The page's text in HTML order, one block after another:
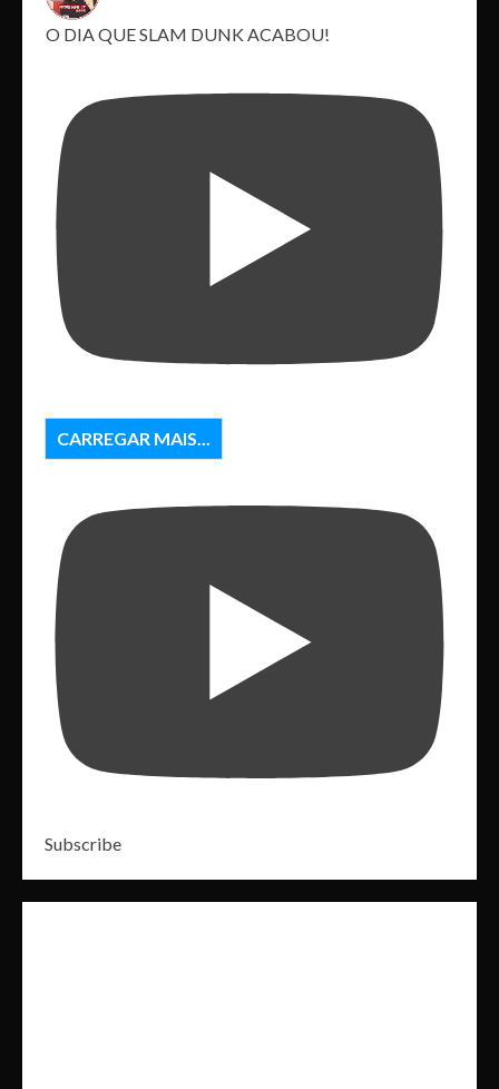
O DIA QUE SLAM DUNK ACABOU!
CARREGAR MAIS...
Subscribe